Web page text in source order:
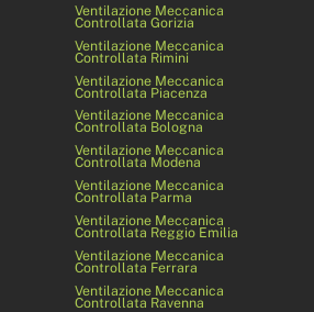
Ventilazione Meccanica
Controllata Gorizia
Ventilazione Meccanica
Controllata Rimini
Ventilazione Meccanica
Controllata Piacenza
Ventilazione Meccanica
Controllata Bologna
Ventilazione Meccanica
Controllata Modena
Ventilazione Meccanica
Controllata Parma
Ventilazione Meccanica
Controllata Reggio Emilia
Ventilazione Meccanica
Controllata Ferrara
Ventilazione Meccanica
Controllata Ravenna